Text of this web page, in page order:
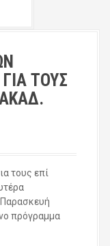
ΤΟΥΣ
τους επί
πρόγραμμα